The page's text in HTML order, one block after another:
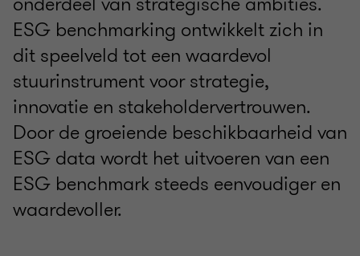
ESG benchmarking ontwikkelt zich in
dit speelveld tot een waardevol
stuurinstrument voor strategie,
innovatie en stakeholdervertrouwen.
Door de groeiende beschikbaarheid van
ESG data wordt het uitvoeren van een
ESG benchmark steeds eenvoudiger en
waardevoller.